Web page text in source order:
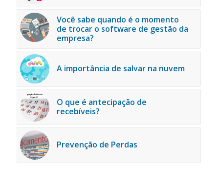
Você sabe quando é o momento
de trocar o software de gestão da
empresa?
A importância de salvar na nuvem
O que é antecipação de
recebíveis?
Prevenção de Perdas